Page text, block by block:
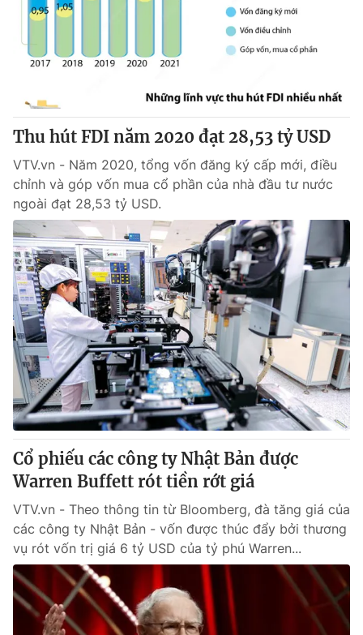
Thu hút FDI năm 2020 đạt 28,53 tỷ USD
VTV.vn - Năm 2020, tổng vốn đăng ký cấp mới, điều
chỉnh và góp vốn mua cổ phần của nhà đầu tư nước
ngoài đạt 28,53 tỷ USD.
Cổ phiếu các công ty Nhật Bản được
Warren Buffett rót tiền rớt giá
VTV.vn - Theo thông tin từ Bloomberg, đà tăng giá của
các công ty Nhật Bản - vốn được thúc đẩy bởi thương
vụ rót vốn trị giá 6 tỷ USD của tỷ phú Warren...